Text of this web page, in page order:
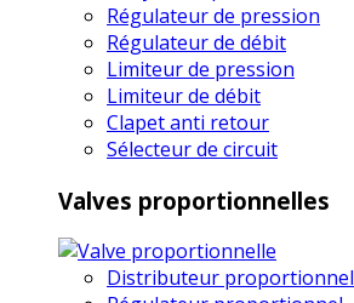
Régulateur de pression
Régulateur de débit
Limiteur de pression
Limiteur de débit
Clapet anti retour
Sélecteur de circuit
Valves proportionnelles
Distributeur proportionnel